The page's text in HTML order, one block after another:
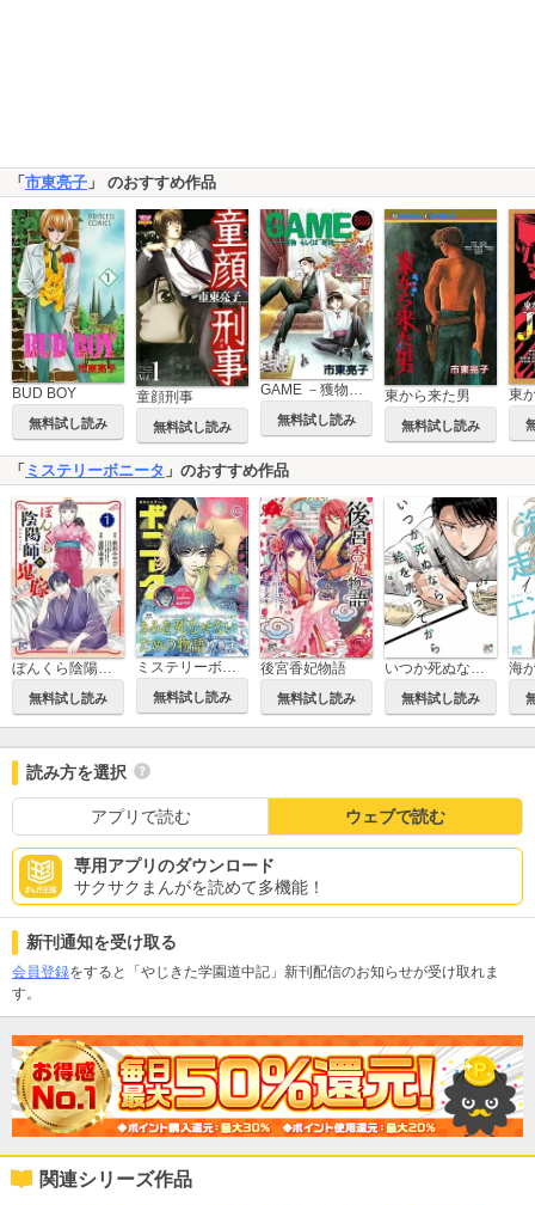
「市東亮子 」 のおすすめ作品
BUD BOY
無料試し読み
童顔刑事
無料試し読み
GAME －獲物もしくは遊技－
無料試し読み
東から来た男
無料試し読み
「 ミステリーボニータ 」のおすすめ作品
無料試し読み
ミステリーボニータ
無料試し読み
後宮香妃物語
無料試し読み 無料試し読み
読み方を選択
アプリで読む ウェブで読む
専用アプリのダウンロード
サクサクまんがを読めて多機能！
新刊通知を受け取る
会員登録をすると「やじきた学園道中記」新刊配信のお知らせが受け取れま
す。
関連シリーズ作品